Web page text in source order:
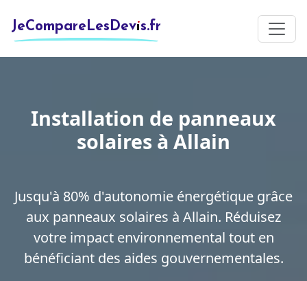
JeCompareLesDevis.fr
Installation de panneaux
solaires à Allain
Jusqu'à 80% d'autonomie énergétique grâce
aux panneaux solaires à Allain. Réduisez
votre impact environnemental tout en
bénéficiant des aides gouvernementales.